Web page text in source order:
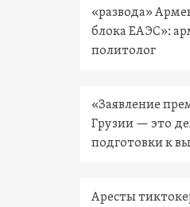
«развода»
блока ЕАЭС»:
политолог
«Заявление
Грузии — это
подготовки к
Аресты